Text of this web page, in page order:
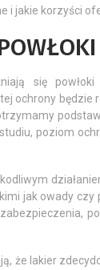
i jakie korzyści
się
ochrony będzie
poziom
jak owady czy
że lakier
dzięki swoim...